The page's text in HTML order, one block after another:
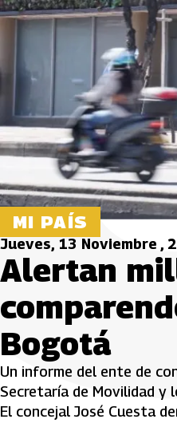
MI PAÍS
Jueves, 13 Noviembre ,
Alertan
Bogotá
Un informe del ente de
Secretaría de Movilidad y
El concejal José Cuesta